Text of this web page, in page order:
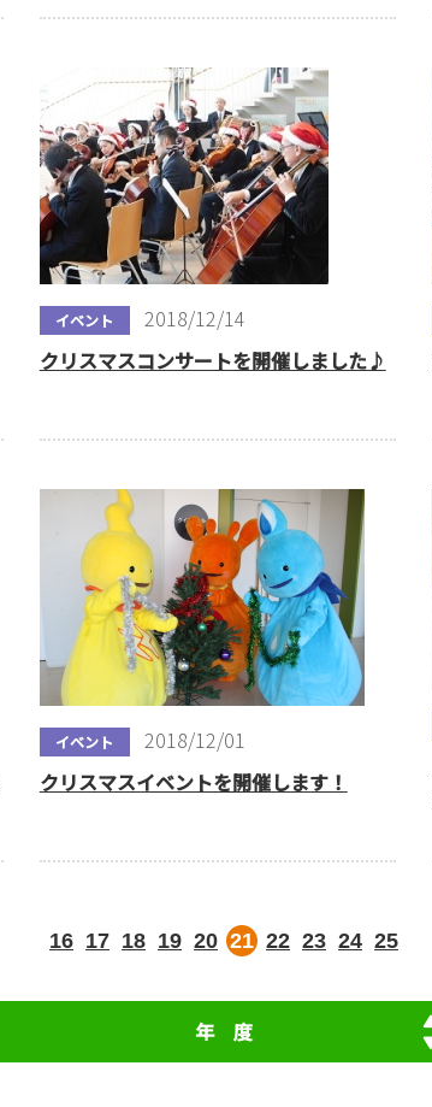
イベント
2018/12/14
クリスマスコンサートを開催しました♪
イベント
2018/12/01
クリスマスイベントを開催します！
16 17 18 19 20 21 22 23 24 25
年 度